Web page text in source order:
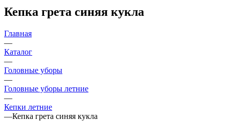
Кепка грета синяя кукла
Главная
—
Каталог
—
Головные уборы
—
Головные уборы летние
—
Кепки летние
—Кепка грета синяя кукла